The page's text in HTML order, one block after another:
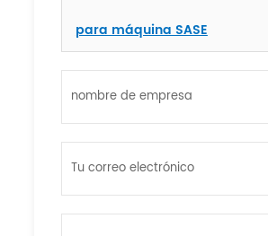
para máquina SASE